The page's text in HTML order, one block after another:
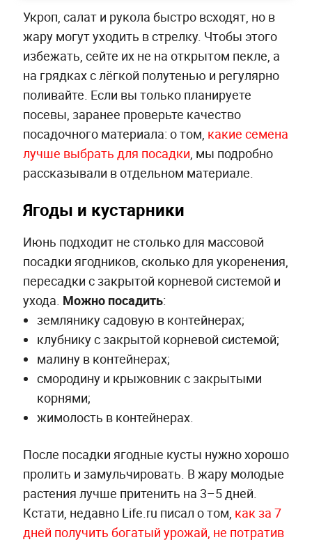
Укроп, салат и рукола быстро всходят, но в
жару могут уходить в стрелку. Чтобы этого
избежать, сейте их не на открытом пекле, а
на грядках с лёгкой полутенью и регулярно
поливайте. Если вы только планируете
посевы, заранее проверьте качество
посадочного материала: о том, какие семена
лучше выбрать для посадки, мы подробно
рассказывали в отдельном материале.
Ягоды и кустарники
Июнь подходит не столько для массовой
посадки ягодников, сколько для укоренения,
пересадки с закрытой корневой системой и
ухода. Можно посадить:
землянику садовую в контейнерах;
клубнику с закрытой корневой системой;
малину в контейнерах;
смородину и крыжовник с закрытыми
корнями;
жимолость в контейнерах.
После посадки ягодные кусты нужно хорошо
пролить и замульчировать. В жару молодые
растения лучше притенить на 3–5 дней.
Кстати, недавно Life.ru писал о том, как за 7
дней получить богатый урожай, не потратив